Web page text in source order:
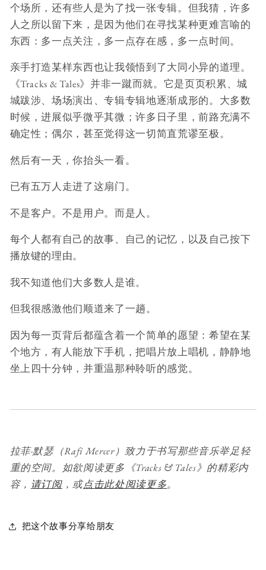
个场所，还有些人是为了找一张专辑。但我猜，许多
人之所以留下来，是因为他们在寻找某种更难言喻的
东西：多一点关注，多一点存在感，多一点时间。
亲手打造某样东西也让我领悟到了大同小异的道理。
《Tracks & Tales》并非一蹴而就。它是页页积累、城
城跋涉、场场演出、专辑专辑地逐渐成形的。大多数
时候，进展似乎微乎其微；许多日子里，前路充满不
确定性；偶尔，甚至觉得这一切简直荒谬至极。
然后有一天，你抬头一看。
已有五万人走进了这扇门。
不是客户。不是用户。而是人。
每个人都有自己的故事、自己的记忆，以及自己按下
播放键的理由。
我不知道他们大多数人是谁。
但我很感激他们顺道来了一趟。
因为每一页背后都蕴含着一个简单的愿望：希望在某
个地方，有人能放下手机，把唱片放上唱机，静静地
坐上四十分钟，并重温那种聆听的感觉。
拉菲·默瑟（Rafi Mercer）致力于书写那些音乐举足轻
重的空间。如欲阅读更多《Tracks & Tales》的精彩内
容， 请订阅，或点击此处阅读更多。
把这个故事分享给朋友